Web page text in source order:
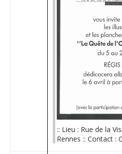
:: Lieu : Rue de la
Rennes :: Contact :